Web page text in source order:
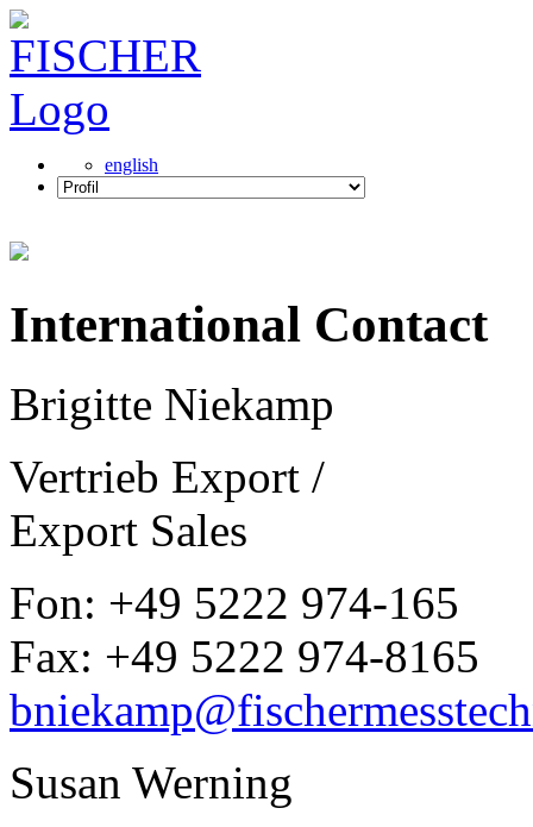
english
International Contact
Brigitte Niekamp
Vertrieb Export /
Export Sales
Fon: +49 5222 974-165
Fax: +49 5222 974-8165
Susan Werning